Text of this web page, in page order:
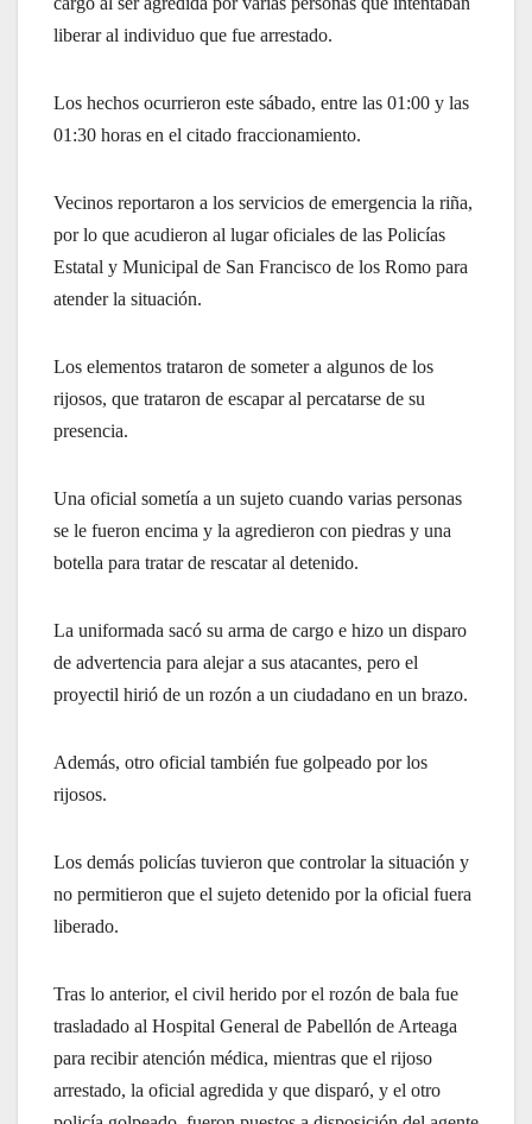
liberar al individuo que fue arrestado.
Los hechos ocurrieron este sábado, entre las 01:00 y las
01:30 horas en el citado fraccionamiento.
Vecinos reportaron a los servicios de emergencia la riña,
por lo que acudieron al lugar oficiales de las Policías
Estatal y Municipal de San Francisco de los Romo para
atender la situación.
Los elementos trataron de someter a algunos de los
rijosos, que trataron de escapar al percatarse de su
presencia.
Una oficial sometía a un sujeto cuando varias personas
se le fueron encima y la agredieron con piedras y una
botella para tratar de rescatar al detenido.
La uniformada sacó su arma de cargo e hizo un disparo
de advertencia para alejar a sus atacantes, pero el
proyectil hirió de un rozón a un ciudadano en un brazo.
Además, otro oficial también fue golpeado por los
rijosos.
Los demás policías tuvieron que controlar la situación y
no permitieron que el sujeto detenido por la oficial fuera
liberado.
Tras lo anterior, el civil herido por el rozón de bala fue
trasladado al Hospital General de Pabellón de Arteaga
para recibir atención médica, mientras que el rijoso
arrestado, la oficial agredida y que disparó, y el otro